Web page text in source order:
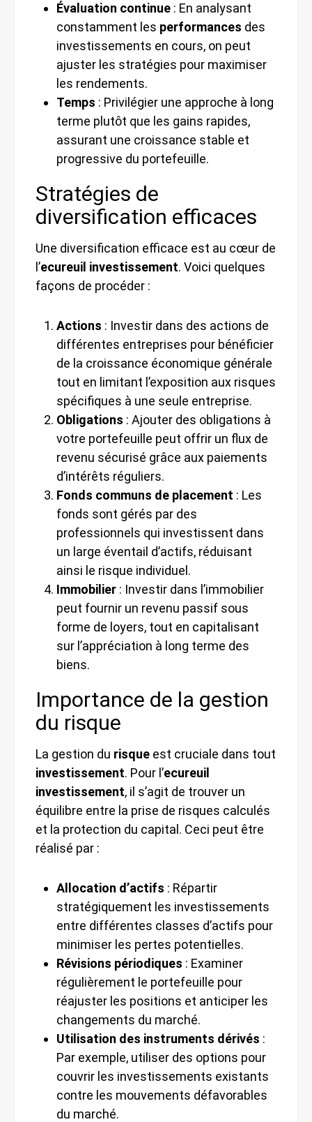
Évaluation continue : En analysant
constamment les performances des
investissements en cours, on peut
ajuster les stratégies pour maximiser
les rendements.
Temps : Privilégier une approche à long
terme plutôt que les gains rapides,
assurant une croissance stable et
progressive du portefeuille.
Stratégies de
diversification efficaces
Une diversification efficace est au cœur de
l’ecureuil investissement. Voici quelques
façons de procéder :
Actions : Investir dans des actions de
différentes entreprises pour bénéficier
de la croissance économique générale
tout en limitant l’exposition aux risques
spécifiques à une seule entreprise.
Obligations : Ajouter des obligations à
votre portefeuille peut offrir un flux de
revenu sécurisé grâce aux paiements
d’intérêts réguliers.
Fonds communs de placement : Les
fonds sont gérés par des
professionnels qui investissent dans
un large éventail d’actifs, réduisant
ainsi le risque individuel.
Immobilier : Investir dans l’immobilier
peut fournir un revenu passif sous
forme de loyers, tout en capitalisant
sur l’appréciation à long terme des
biens.
Importance de la gestion
du risque
La gestion du risque est cruciale dans tout
investissement. Pour l’ecureuil
investissement, il s’agit de trouver un
équilibre entre la prise de risques calculés
et la protection du capital. Ceci peut être
réalisé par :
Allocation d’actifs : Répartir
stratégiquement les investissements
entre différentes classes d’actifs pour
minimiser les pertes potentielles.
Révisions périodiques : Examiner
régulièrement le portefeuille pour
réajuster les positions et anticiper les
changements du marché.
Utilisation des instruments dérivés :
Par exemple, utiliser des options pour
couvrir les investissements existants
contre les mouvements défavorables
du marché.